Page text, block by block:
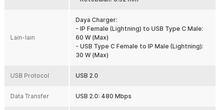
Tak hanya untuk transfer data, OTG ini juga dapat digunakan untuk
pengisian daya. Mendukung arus hingga 3A, memungkinkan proses
charging yang lebih cepat dan optimal untuk perangkat Anda.
Desain Premium dan Ukuran Mini
dan elegan. Ukurannya yang mini membuatnya mudah dibawa,
Lain-lain
Daya Charger:
- IP Female (Lightning) to USB Type C Male:
60 W (Max)
- USB Type C Female to IP Male (Lightning):
30 W (Max)
USB Protocol USB 2.0
Data Transfer USB 2.0: 480 Mbps